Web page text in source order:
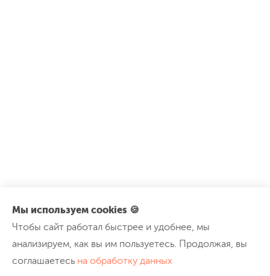
Чтобы сайт работал быстрее и удобнее, мы
анализируем, как вы им пользуетесь. Продолжая, вы
соглашаетесьна обработку данных